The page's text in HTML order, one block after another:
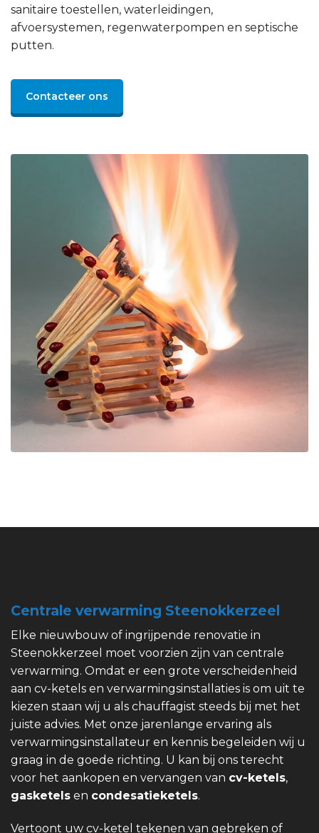
sanitaire toestellen, waterleidingen,
afvoersystemen, regenwaterpompen en septische
putten.
Contacteer ons
Centrale verwarming Steenokkerzeel
Elke nieuwbouw of ingrijpende renovatie in
Steenokkerzeel moet voorzien zijn van centrale
verwarming. Omdat er een grote verscheidenheid
aan cv-ketels en verwarmingsinstallaties is om uit te
kiezen staan wij u als chauffagist steeds bij met het
juiste advies. Met onze jarenlange ervaring als
verwarmingsinstallateur en kennis begeleiden wij u
graag in de goede richting. U kan bij ons terecht
voor het aankopen en vervangen van cv-ketels,
gasketels en condesatieketels.
Vertoont uw cv-ketel tekenen van gebreken of